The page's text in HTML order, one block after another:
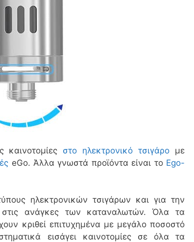
καινοτομίες στο ηλεκτρονικό τσιγάρο με
eGo. Άλλα γνωστά προϊόντα είναι το Ego-
ηλεκτρονικών τσιγάρων και για την
ανάγκες των καταναλωτών. Όλα τα
κριθεί επιτυχημένα με μεγάλο ποσοστό
εισάγει καινοτομίες σε όλα τα